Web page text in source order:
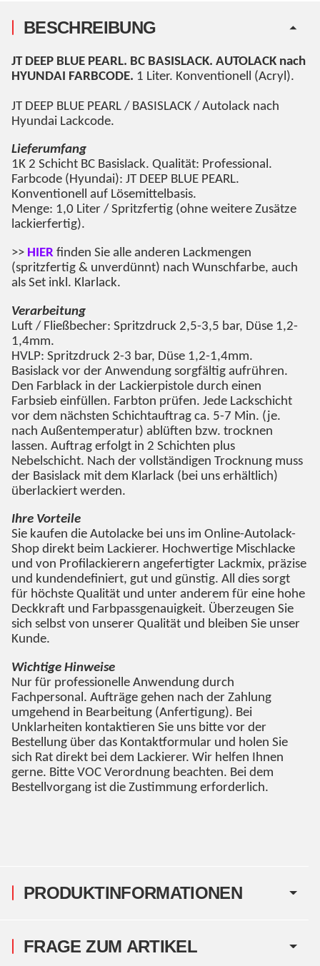
PRODUKTINFORMATIONEN
BESCHREIBUNG
JT DEEP BLUE PEARL. BC BASISLACK. AUTOLACK nach
HYUNDAI FARBCODE. 1 Liter. Konventionell (Acryl).
JT DEEP BLUE PEARL / BASISLACK / Autolack nach
Hyundai Lackcode.
Lieferumfang
1K 2 Schicht BC Basislack. Qualität: Professional.
Farbcode (Hyundai): JT DEEP BLUE PEARL.
Konventionell auf Lösemittelbasis.
Menge: 1,0 Liter / Spritzfertig (ohne weitere Zusätze
lackierfertig).
>> HIER finden Sie alle anderen Lackmengen
(spritzfertig & unverdünnt) nach Wunschfarbe, auch
als Set inkl. Klarlack.
Verarbeitung
Luft / Fließbecher: Spritzdruck 2,5-3,5 bar, Düse 1,2-
1,4mm.
HVLP: Spritzdruck 2-3 bar, Düse 1,2-1,4mm.
Basislack vor der Anwendung sorgfältig aufrühren.
Den Farblack in der Lackierpistole durch einen
Farbsieb einfüllen. Farbton prüfen. Jede Lackschicht
vor dem nächsten Schichtauftrag ca. 5-7 Min. (je.
nach Außentemperatur) ablüften bzw. trocknen
lassen. Auftrag erfolgt in 2 Schichten plus
Nebelschicht. Nach der vollständigen Trocknung muss
der Basislack mit dem Klarlack (bei uns erhältlich)
überlackiert werden.
Ihre Vorteile
Sie kaufen die Autolacke bei uns im Online-Autolack-
Shop direkt beim Lackierer. Hochwertige Mischlacke
und von Profilackierern angefertigter Lackmix, präzise
und kundendefiniert, gut und günstig. All dies sorgt
für höchste Qualität und unter anderem für eine hohe
Deckkraft und Farbpassgenauigkeit. Überzeugen Sie
sich selbst von unserer Qualität und bleiben Sie unser
Kunde.
Wichtige Hinweise
Nur für professionelle Anwendung durch
Fachpersonal. Aufträge gehen nach der Zahlung
umgehend in Bearbeitung (Anfertigung). Bei
Unklarheiten kontaktieren Sie uns bitte vor der
Bestellung über das Kontaktformular und holen Sie
sich Rat direkt bei dem Lackierer. Wir helfen Ihnen
gerne. Bitte VOC Verordnung beachten. Bei dem
Bestellvorgang ist die Zustimmung erforderlich.
FRAGE ZUM ARTIKEL